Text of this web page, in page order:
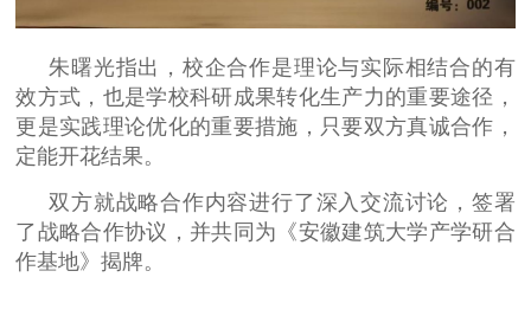
朱曙光指出，校企合作是理论与实际相结合的有
效方式，也是学校科研成果转化生产力的重要途径，
更是实践理论优化的重要措施，只要双方真诚合作，
定能开花结果。
双方就战略合作内容进行了深入交流讨论，签署
了战略合作协议，并共同为《安徽建筑大学产学研合
作基地》揭牌。